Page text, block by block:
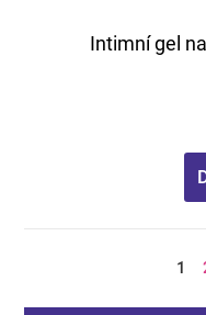
Intimní gel
1